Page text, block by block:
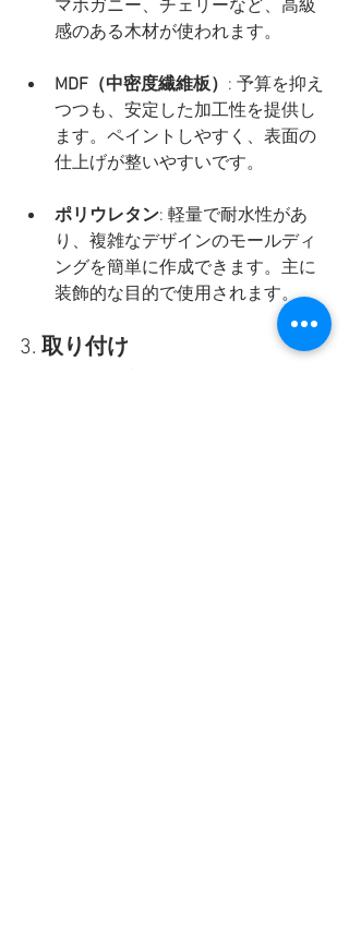
マホガニー、チェリーなど、高級
感のある木材が使われます。
MDF（中密度繊維板） : 予算を抑え
つつも、安定した加工性を提供し
ます。ペイントしやすく、表面の
仕上げが整いやすいです。
ポリウレタン: 軽量で耐水性があ
り、複雑なデザインのモールディ
ングを簡単に作成できます。主に
装飾的な目的で使用されます。
3. 取り付け